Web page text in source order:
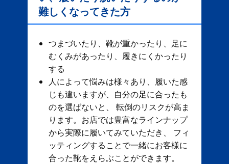
難しくなってきた方
つまづいたり、靴が重かったり、足に
むくみがあったり、履きにくかったり
する
人によって悩みは様々あり、履いた感
じも違いますが、自分の足に合ったも
のを選ばないと、 転倒のリスクが高ま
ります。お店では豊富なラインナップ
から実際に履いてみていただき、 フィ
ッティングすることで一緒にお客様に
合った靴をえらぶことができます。